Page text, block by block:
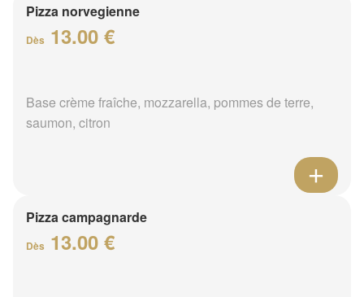
Pizza norvegienne
Dès 13.00 €
Base crème fraîche, mozzarella, pommes de terre,
saumon, citron
Pizza campagnarde
Dès 13.00 €